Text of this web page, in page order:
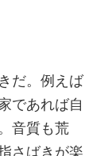
だ。例えば
であれば自
音質も荒
さばきが楽